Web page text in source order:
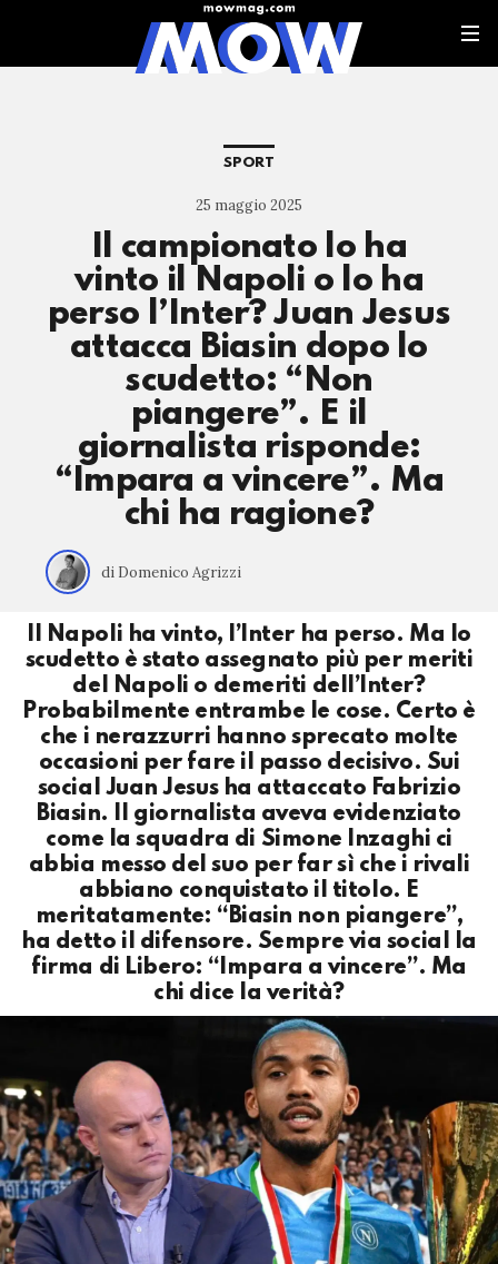
SPORT
25 maggio 2025
Il campionato lo ha
vinto il Napoli o lo ha
perso l’Inter? Juan Jesus
attacca Biasin dopo lo
scudetto: “Non
piangere”. E il
giornalista risponde:
“Impara a vincere”. Ma
chi ha ragione?
di Domenico Agrizzi
Il Napoli ha vinto, l’Inter ha perso. Ma lo
scudetto è stato assegnato più per meriti
del Napoli o demeriti dell’Inter?
Probabilmente entrambe le cose. Certo è
che i nerazzurri hanno sprecato molte
occasioni per fare il passo decisivo. Sui
social Juan Jesus ha attaccato Fabrizio
Biasin. Il giornalista aveva evidenziato
come la squadra di Simone Inzaghi ci
abbia messo del suo per far sì che i rivali
abbiano conquistato il titolo. E
meritatamente: “Biasin non piangere”,
ha detto il difensore. Sempre via social la
firma di Libero: “Impara a vincere”. Ma
chi dice la verità?